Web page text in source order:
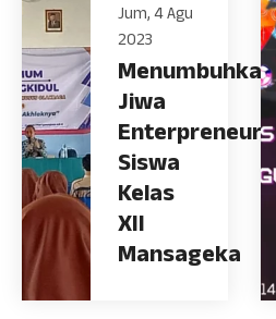
Jum, 4 Agu
2023
Menumbuhkan
Jiwa
Enterpreneur
Siswa
Kelas
XII
Mansageka